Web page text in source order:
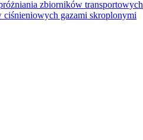
zbiorników transportowych
ciśnieniowych gazami skroplonymi